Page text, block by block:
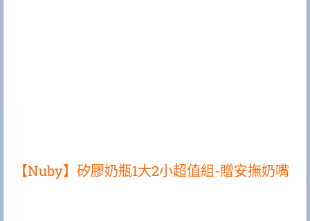
【Nuby】矽膠奶瓶1大2小超值組-贈安撫奶嘴